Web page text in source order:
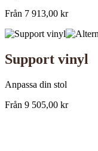
Från 7 913,00 kr
Support vinyl
Anpassa din stol
Från 9 505,00 kr